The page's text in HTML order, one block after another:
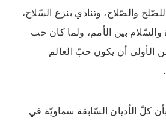
للصّلح والصّلاح، وتنادي بنزع السّلاح،
بين الأمم، ولما كان حب
الأولى أن يكون حبّ العالم
كلّ الأديان السّابقة سماويّة في